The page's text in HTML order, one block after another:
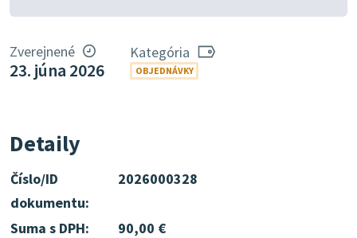
Zverejnené
23. júna 2026
Kategória
OBJEDNÁVKY
Detaily
Číslo/ID
dokumentu:
2026000328
Suma s DPH:
90,00 €